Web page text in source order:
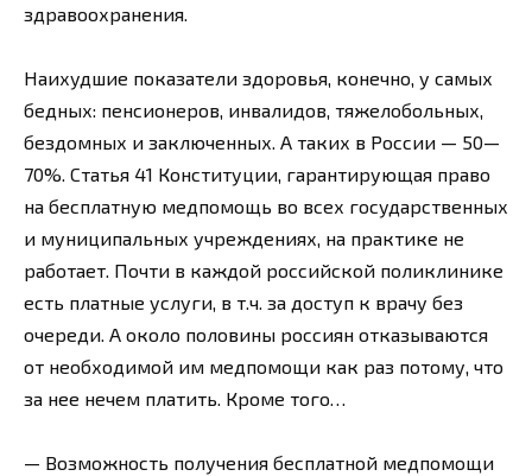
здравоохранения.
Наихудшие показатели здоровья, конечно, у самых
бедных: пенсионеров, инвалидов, тяжелобольных,
бездомных и заключенных. А таких в России — 50—
70%. Статья 41 Конституции, гарантирующая право
на бесплатную медпомощь во всех государственных
и муниципальных учреждениях, на практике не
работает. Почти в каждой российской поликлинике
есть платные услуги, в т.ч. за доступ к врачу без
очереди. А около половины россиян отказываются
от необходимой им медпомощи как раз потому, что
за нее нечем платить. Кроме того…
— Возможность получения бесплатной медпомощи